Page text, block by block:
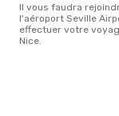
Il vous faudra rejoindre
l'aéroport Seville
effectuer votre
Nice.